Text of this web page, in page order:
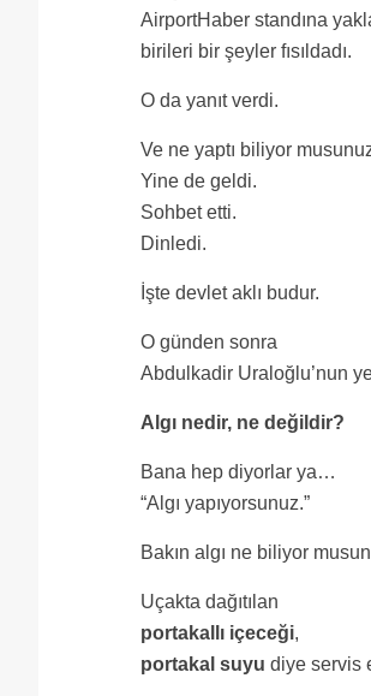
AirportHaber standına
birileri bir şeyler fısıldadı.
O da yanıt verdi.
Ve ne yaptı biliyor
Yine de geldi.
Sohbet etti.
Dinledi.
İşte devlet aklı budur.
O günden sonra
Abdulkadir Uraloğlu’nun
Algı nedir, ne değildir?
Bana hep diyorlar ya…
“Algı yapıyorsunuz.”
Bakın algı ne biliyor
Uçakta dağıtılan
portakallı içeceği,
portakal suyu diye servis